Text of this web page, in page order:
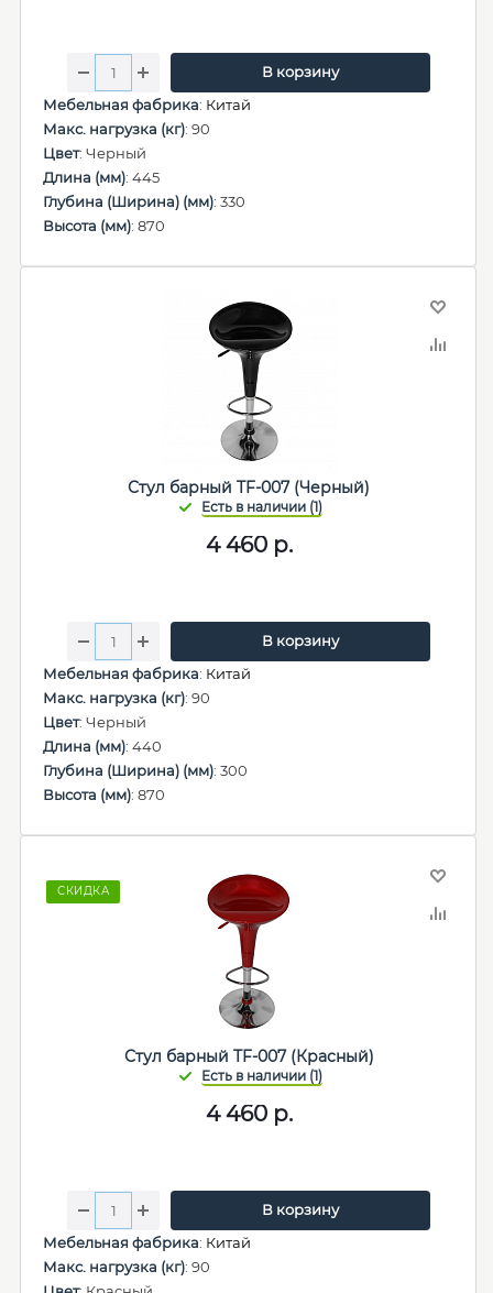
В корзину
Мебельная фабрика: Китай
Макс. нагрузка (кг): 90
Цвет: Черный
Длина (мм): 445
Глубина (Ширина) (мм): 330
Высота (мм): 870
Стул барный TF-007 (Черный)
4 460р.
В корзину
Мебельная фабрика: Китай
Макс. нагрузка (кг): 90
Цвет: Черный
Длина (мм): 440
Глубина (Ширина) (мм): 300
Высота (мм): 870
СКИДКА
Стул барный TF-007 (Красный)
4 460р.
В корзину
Мебельная фабрика: Китай
Макс. нагрузка (кг): 90